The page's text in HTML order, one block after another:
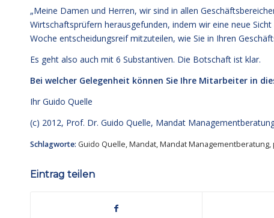
„Meine Damen und Herren, wir sind in allen
Wirtschaftsprüfern herausgefunden, indem wir eine neue
Woche entscheidungsreif mitzuteilen, wie Sie in Ihren
Es geht also auch mit 6 Substantiven. Die Botschaft ist klar.
Bei welcher Gelegenheit können Sie Ihre Mitarbeiter in
Ihr Guido Quelle
(c) 2012, Prof. Dr. Guido Quelle, Mandat
Schlagworte: Guido Quelle,Mandat,Mandat Managementberatung,
Eintrag teilen